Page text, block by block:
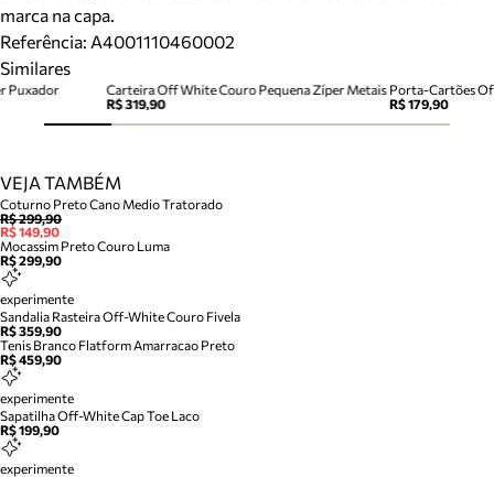
marca na capa.
Referência: A4001110460002
Similares
Carteira Off White Couro Pequena Zíper Metais
R$ 319,90
Porta-Cartões
R$ 179,90
Puxador
VEJA TAMBÉM
Coturno Preto Cano Medio Tratorado
R$ 299,90
R$ 149,90
Mocassim Preto Couro Luma
R$ 299,90
experimente
Sandalia Rasteira Off-White Couro Fivela
R$ 359,90
Tenis Branco Flatform Amarracao Preto
R$ 459,90
experimente
Sapatilha Off-White Cap Toe Laco
R$ 199,90
experimente